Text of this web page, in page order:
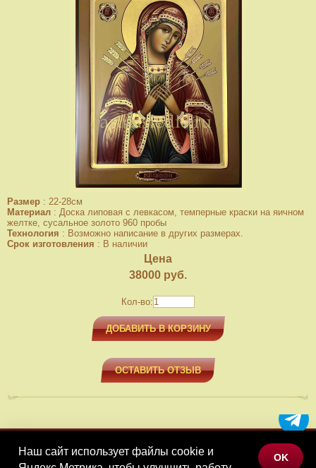
Размер : 22-28см
Материал : Доска липовая с левкасом, темперные краски на яичном
желтке, сусальное золото 960 пробы
Технология : Возможно написание в других размерах.
Срок изготовления : В наличии
Цена
38000 руб.
Кол-во:
ДОБАВИТЬ В КОРЗИНУ
ОСТАВИТЬ ОТЗЫВ
МЕНЮ
Наш сайт использует файлы cookie и
OK